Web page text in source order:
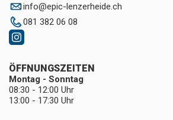
info@epic-lenzerheide.ch
081 382 06 08
ÖFFNUNGSZEITEN
Montag - Sonntag
08:30 - 12:00 Uhr
13:00 - 17:30 Uhr